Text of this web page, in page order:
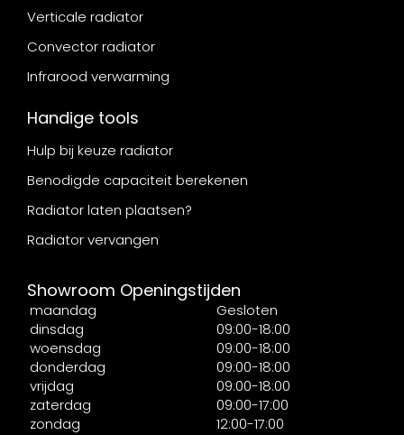
Verticale radiator
Convector radiator
Infrarood verwarming
Handige tools
Hulp bij keuze radiator
Benodigde capaciteit berekenen
Radiator laten plaatsen?
Radiator vervangen
Showroom Openingstijden
maandag
Gesloten
dinsdag
09:00-18:00
woensdag
09:00-18:00
donderdag
09:00-18:00
vrijdag
09:00-18:00
zaterdag
09:00-17:00
zondag
12:00-17:00